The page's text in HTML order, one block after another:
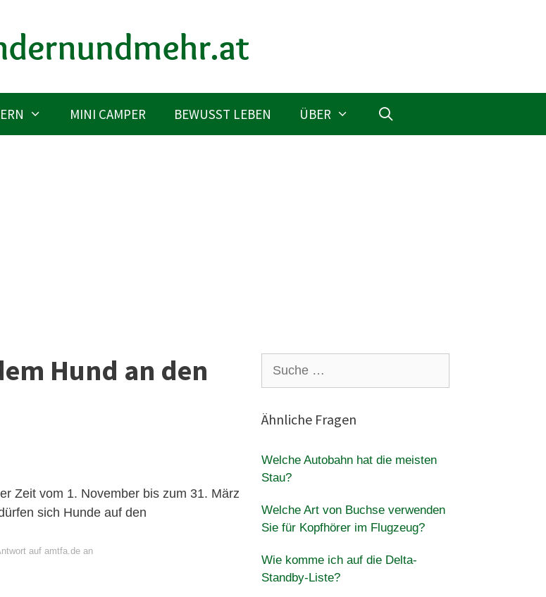
MINI CAMPER BEWUSST LEBEN ÜBER
Hund an den
Zeit vom 1. November bis zum 31. März
sich Hunde auf den
auf amtfa.de an
nach:
Ähnliche Fragen
Welche Autobahn hat die meisten
Stau?
Welche Art von Buchse verwenden
Sie für Kopfhörer im Flugzeug?
Wie komme ich auf die Delta-
Standby-Liste?